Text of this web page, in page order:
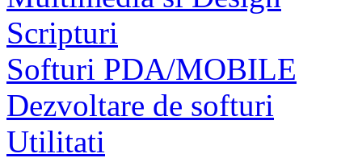
Scripturi
Softuri PDA/MOBILE
Dezvoltare de softuri
Utilitati